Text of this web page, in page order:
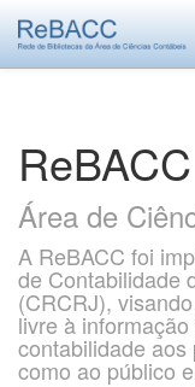
ReBACC
Área de
A ReBACC foi
de Contabilidade
(CRCRJ),
livre à
contabilidade
como ao público